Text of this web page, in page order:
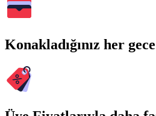
Konakladığınız her